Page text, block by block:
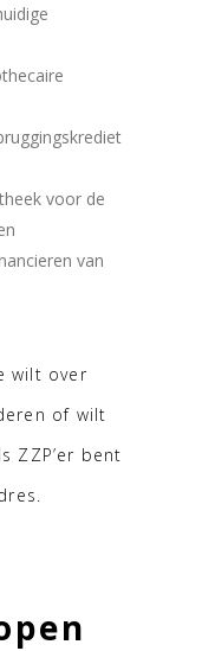
voor de
van
wilt over
of wilt
ZZP’er bent